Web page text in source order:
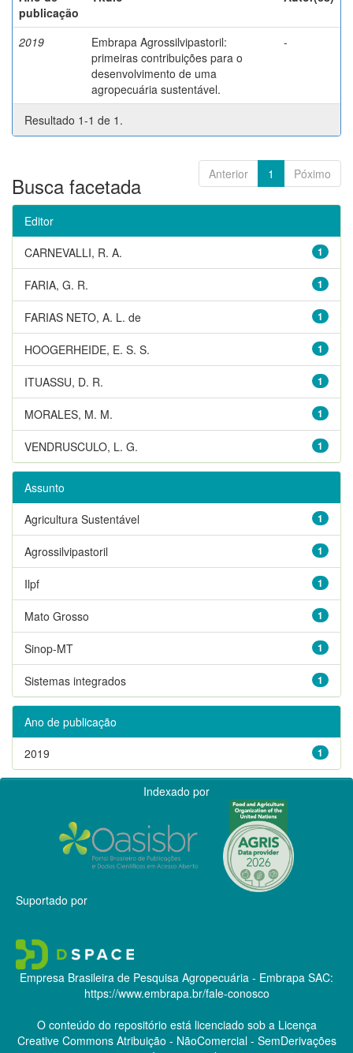
publicação
2019
Embrapa Agrossilvipastoril:
primeiras contribuições para o
desenvolvimento de uma
agropecuária sustentável.
-
Resultado 1-1 de 1.
Anterior 1 Póximo
Busca facetada
Editor
1
CARNEVALLI, R. A.
1
FARIA, G. R.
1
FARIAS NETO, A. L. de
1
HOOGERHEIDE, E. S. S.
1
ITUASSU, D. R.
1
MORALES, M. M.
1
VENDRUSCULO, L. G.
Assunto
1
Agricultura Sustentável
1
Agrossilvipastoril
1
Ilpf
1
Mato Grosso
1
Sinop-MT
1
Sistemas integrados
Ano de publicação
1
2019
Indexado por
Suportado por
Empresa Brasileira de Pesquisa Agropecuária - Embrapa SAC:
https://www.embrapa.br/fale-conosco
O conteúdo do repositório está licenciado sob a Licença
Creative CommonsAtribuição - NãoComercial - SemDerivações